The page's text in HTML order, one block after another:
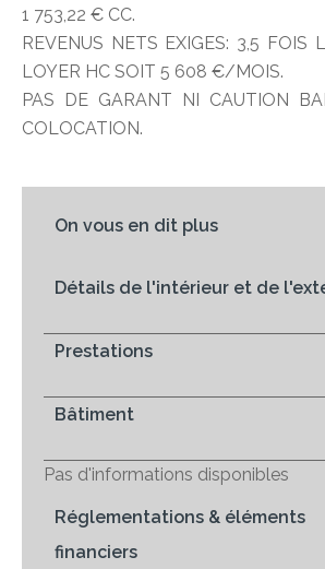
1 753,22 € CC.
REVENUS NETS EXIGES: 3,5 FOIS
LOYER HC SOIT 5 608 €/MOIS.
PAS DE GARANT NI CAUTION
COLOCATION.
On vous en dit plus
Détails de l'intérieur et de
Prestations
Bâtiment
Pas d'informations disponibles
Réglementations & éléments
financiers